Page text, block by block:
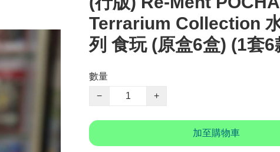
Terrarium Collection
列 食玩 (原盒6盒) (1套6
數量
−
+
加至購物車